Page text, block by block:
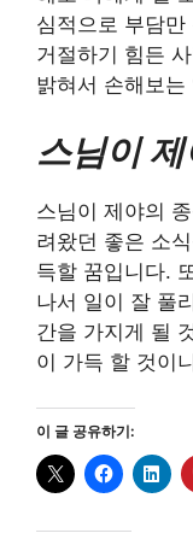
심적으로 부담
거절하기 힘든
밝혀서 손해보
스님이
스님이 제야의
려왔던 좋은 소
득할 꿈입니다.
나서 일이 잘 풀
간을 가지게 될
이 가득 할 것이
이 글 공유하기: